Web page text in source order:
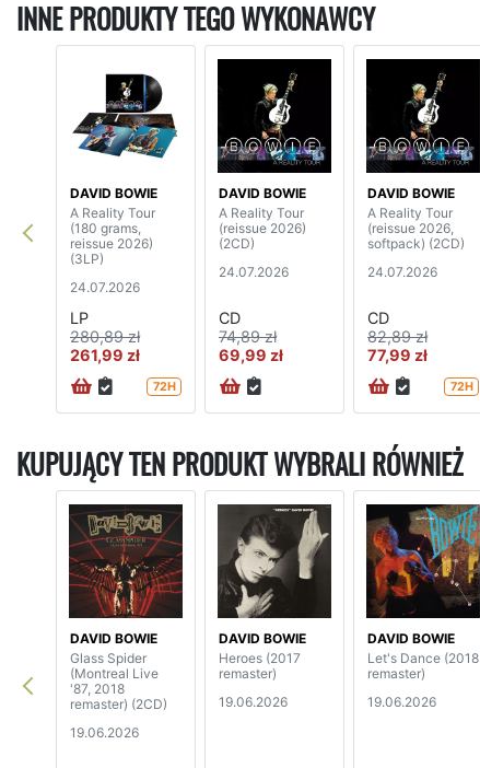
INNE PRODUKTY TEGO WYKONAWCY
DAVID BOWIE
A Reality Tour
(180 grams,
reissue 2026)
(3LP)
24.07.2026
LP
280,89 zł
261,99 zł
72H
DAVID BOWIE
A Reality Tour
(reissue 2026)
(2CD)
24.07.2026
CD
74,89 zł
69,99 zł
DAVID BOWIE
A Reality Tour
(reissue 2026,
softpack) (2CD)
24.07.2026
CD
82,89 zł
77,99 zł
72H
KUPUJĄCY TEN PRODUKT WYBRALI RÓWNIEŻ
DAVID BOWIE
Glass Spider
(Montreal Live
'87, 2018
remaster) (2CD)
19.06.2026
DAVID BOWIE
Heroes (2017
remaster)
19.06.2026
DAVID BOWIE
Let's Dance (2018
remaster)
19.06.2026